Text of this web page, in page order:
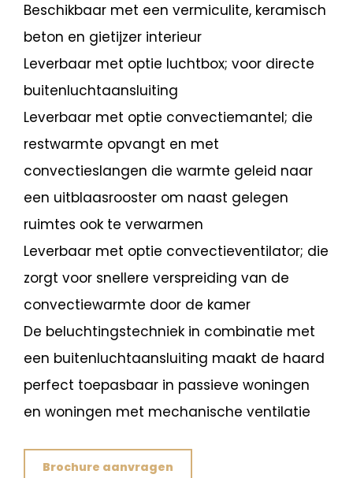
Beschikbaar met een vermiculite, keramisch
beton en gietijzer interieur
Leverbaar met optie luchtbox; voor directe
buitenluchtaansluiting
Leverbaar met optie convectiemantel; die
restwarmte opvangt en met
convectieslangen die warmte geleid naar
een uitblaasrooster om naast gelegen
ruimtes ook te verwarmen
Leverbaar met optie convectieventilator; die
zorgt voor snellere verspreiding van de
convectiewarmte door de kamer
De beluchtingstechniek in combinatie met
een buitenluchtaansluiting maakt de haard
perfect toepasbaar in passieve woningen
en woningen met mechanische ventilatie
Brochure aanvragen